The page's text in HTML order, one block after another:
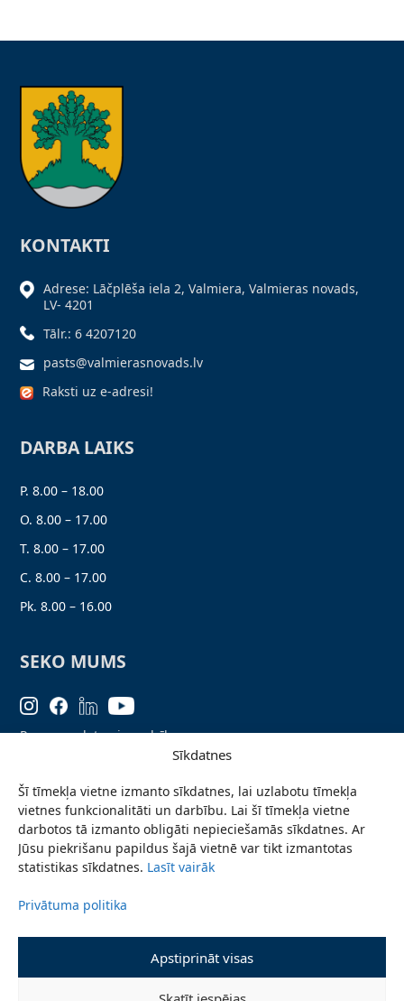
Sīkdatnes
Šī tīmekļa vietne izmanto sīkdatnes, lai uzlabotu tīmekļa
vietnes funkcionalitāti un darbību. Lai šī tīmekļa vietne
darbotos tā izmanto obligāti nepieciešamās sīkdatnes. Ar
Jūsu piekrišanu papildus šajā vietnē var tikt izmantotas
statistikas sīkdatnes. Lasīt vairāk
Privātuma politika
Apstiprināt visas
KONTAKTI
Adrese: Lāčplēša iela 2, Valmiera, Valmieras novads,
LV- 4201
Tālr.: 6 4207120
pasts@valmierasnovads.lv
Raksti uz e-adresi!
DARBA LAIKS
P. 8.00 – 18.00
O. 8.00 – 17.00
T. 8.00 – 17.00
C. 8.00 – 17.00
Pk. 8.00 – 16.00
SEKO MUMS
Personas datu aizsardzība
Ziņo par problēmu
Pieteikties jaunumiem
Piekļūstamības paziņojums
© 2026 Valmieras novada pašvaldība